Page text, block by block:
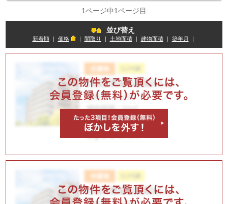
1ページ中1ページ目
並び替え
新着順｜ 価格 ｜ 間取り 土地面積｜ 建物面積｜ 築年月